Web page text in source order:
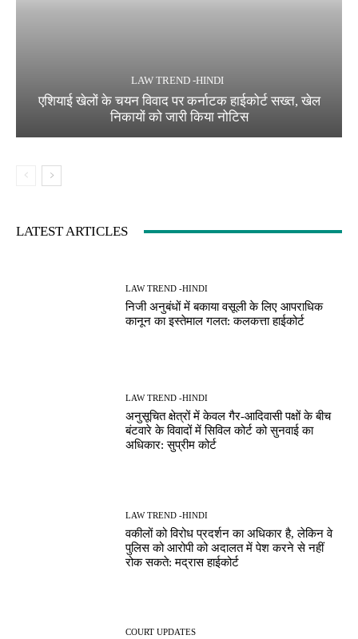
LAW TREND -HINDI
एशियाई खेलों के चयन विवाद पर कर्नाटक हाईकोर्ट सख्त, खेल
निकायों को जारी किया नोटिस
LATEST ARTICLES
LAW TREND -HINDI
निजी अनुबंधों में बकाया वसूली के लिए आपराधिक
कानून का इस्तेमाल गलत: कलकत्ता हाईकोर्ट
LAW TREND -HINDI
अनुसूचित क्षेत्रों में केवल गैर-आदिवासी पक्षों के बीच
बंटवारे के विवादों में सिविल कोर्ट को सुनवाई का
अधिकार: सुप्रीम कोर्ट
LAW TREND -HINDI
वकीलों को विरोध प्रदर्शन का अधिकार है, लेकिन वे
पुलिस को आरोपी को अदालत में पेश करने से नहीं
रोक सकते: मद्रास हाईकोर्ट
COURT UPDATES